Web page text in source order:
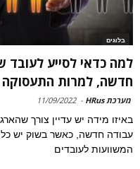
בלוגים
למה כדאי לסייע לעובד
חדשה, למרות
מערכת HRus -
11/09/2022
באיזו מידה יש עדיין צורך
עבודה חדשה, כאשר בשוק יש
המשוועות לעובדים